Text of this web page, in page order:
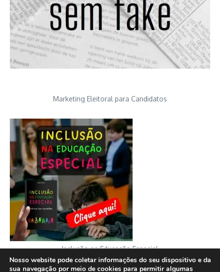
Marketing Eleitoral para Candidatos
Inclusão na Educação Especial
Nosso website pode coletar informações do seu dispositivo e da
sua navegação por meio de cookies para permitir algumas